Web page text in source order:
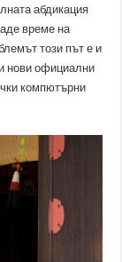
абдикация
време на
този път е и
нови официални
компютърни